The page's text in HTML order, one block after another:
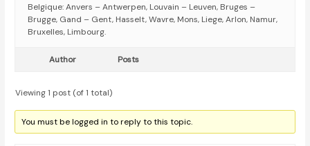
Belgique: Anvers – Antwerpen, Louvain – Leuven, Bruges –
Brugge, Gand – Gent, Hasselt, Wavre, Mons, Liege, Arlon, Namur,
Bruxelles, Limbourg.
Author Posts
Viewing 1 post (of 1 total)
You must be logged in to reply to this topic.